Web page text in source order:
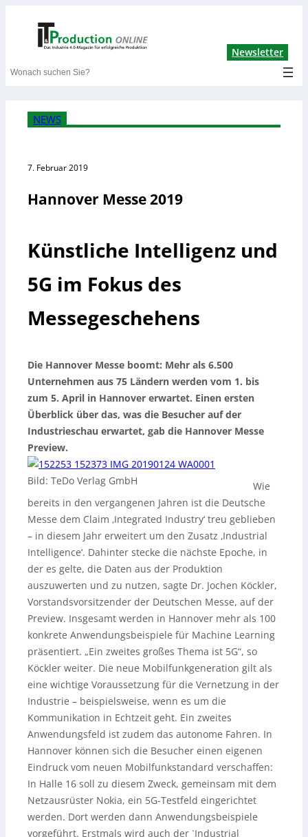
Newsletter
Search
NEWS
7. Februar 2019
Hannover Messe 2019
Künstliche Intelligenz und
5G im Fokus des
Messegeschehens
Die Hannover Messe boomt: Mehr als 6.500
Unternehmen aus 75 Ländern werden vom 1. bis
zum 5. April in Hannover erwartet. Einen ersten
Überblick über das, was die Besucher auf der
Industrieschau erwartet, gab die Hannover Messe
Preview.
Bild: TeDo Verlag GmbH
Wie
bereits in den vergangenen Jahren ist die Deutsche
Messe dem Claim ‚Integrated Industry‘ treu geblieben
– in diesem Jahr erweitert um den Zusatz ‚Industrial
Intelligence‘. Dahinter stecke die nächste Epoche, in
der es gelte, die Daten aus der Produktion
auszuwerten und zu nutzen, sagte Dr. Jochen Köckler,
Vorstandsvorsitzender der Deutschen Messe, auf der
Preview. Insgesamt werden in Hannover mehr als 100
konkrete Anwendungsbeispiele für Machine Learning
präsentiert. „Ein zweites großes Thema ist 5G“, so
Köckler weiter. Die neue Mobilfunkgeneration gilt als
eine wichtige Voraussetzung für die Vernetzung in der
Industrie – beispielsweise, wenn es um die
Kommunikation in Echtzeit geht. Ein zweites
Anwendungsfeld ist zudem das autonome Fahren. In
Hannover können sich die Besucher einen eigenen
Eindruck vom neuen Mobilfunkstandard verschaffen:
In Halle 16 soll zu diesem Zweck, gemeinsam mit dem
Netzausrüster Nokia, ein 5G-Testfeld eingerichtet
werden. Dort werden dann Anwendungsbeispiele
vorgeführt. Erstmals wird auch der `Industrial